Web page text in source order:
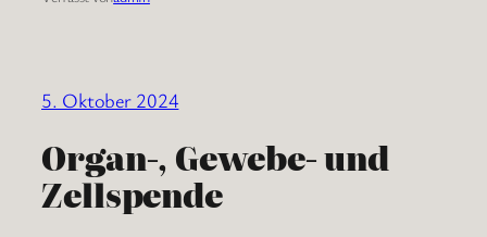
5. Oktober 2024
Organ-, Gewebe- und
Zellspende